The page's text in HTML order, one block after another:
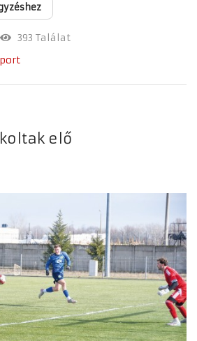
393 Találat
elő